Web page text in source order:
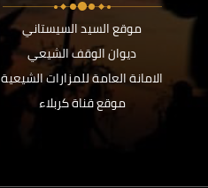
موقع السيد السيستاني
ديوان الوقف الشيعي
الامانة العامة للمزارات الشيعية
موقع قناة كربلاء